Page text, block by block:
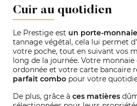
Cuir au quotidien
Le Prestige est un porte-
tannage végétal, cela lui permet
votre poche, tout en suivant vos
long de la journée. Votre
ordonnée et votre carte bancaire
parfait combo pour votre
De plus, grâce à ces matières